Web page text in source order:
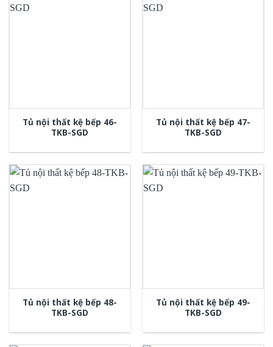
Tủ nội thất kệ bếp 46-
TKB-SGD
Tủ nội thất kệ bếp 47-
TKB-SGD
Tủ nội thất kệ bếp 48-
TKB-SGD
Tủ nội thất kệ bếp 49-
TKB-SGD